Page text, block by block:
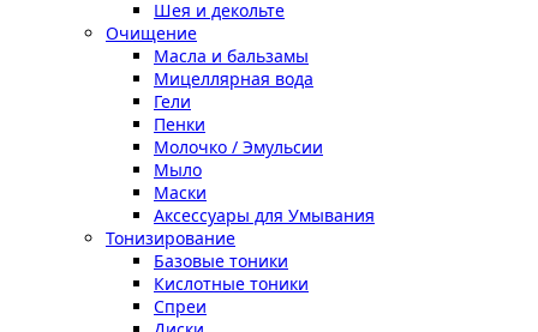
Шея и декольте
Очищение
Масла и бальзамы
Мицеллярная вода
Гели
Пенки
Молочко / Эмульсии
Мыло
Маски
Аксессуары для Умывания
Тонизирование
Базовые тоники
Кислотные тоники
Спреи